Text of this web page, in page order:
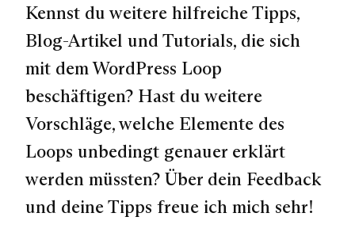
Kennst du weitere hilfreiche Tipps,
Blog-Artikel und Tutorials, die sich
mit dem WordPress Loop
beschäftigen? Hast du weitere
Vorschläge, welche Elemente des
Loops unbedingt genauer erklärt
werden müssten? Über dein Feedback
und deine Tipps freue ich mich sehr!